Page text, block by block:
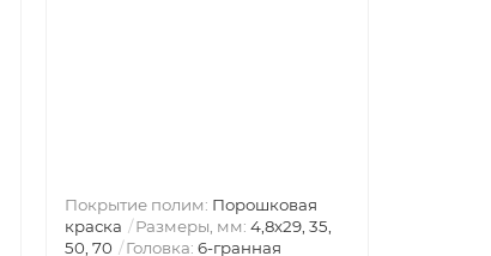
Покрытие полим: Порошковая
краска
Размеры, мм: 4,8х29, 35,
50, 70
Головка: 6-гранная